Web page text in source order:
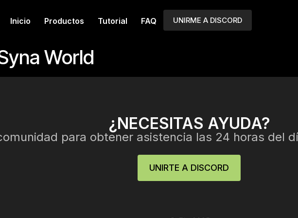
Inicio Productos Tutorial FAQ UNIRME A DISCORD
World
¿NECESITAS AYUDA?
para obtener asistencia las 24 horas del
UNIRTE A DISCORD